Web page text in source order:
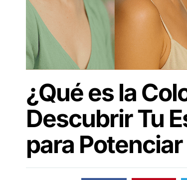
¿Qué es la
Descubrir Tu
para